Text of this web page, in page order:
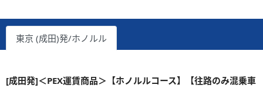
東京 (成田)発/ホノルル
[成田発]＜PEX運賃商品＞【ホノルルコース】【往路のみ混乗車